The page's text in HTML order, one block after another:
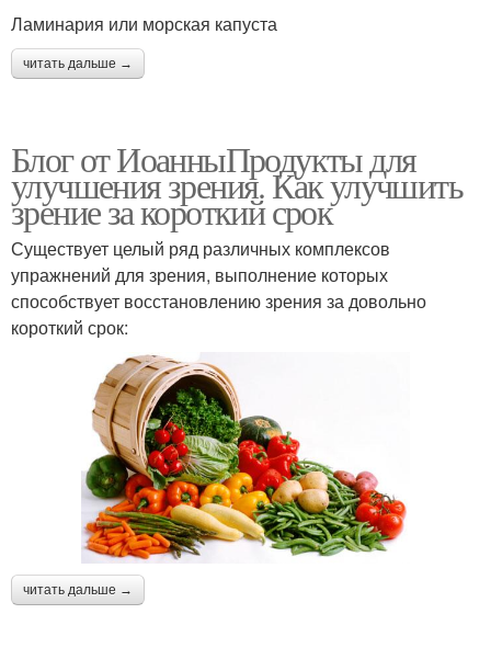
Ламинария или морская капуста
читать дальше →
Блог от ИоанныПродукты для
улучшения зрения. Как улучшить
зрение за короткий срок
Существует целый ряд различных комплексов
упражнений для зрения, выполнение которых
способствует восстановлению зрения за довольно
короткий срок:
читать дальше →